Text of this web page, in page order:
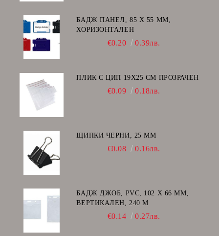
БАДЖ ПАНЕЛ, 85 Х 55 ММ,
ХОРИЗОНТАЛЕН
€0.20 0.39лв.
ПЛИК С ЦИП 19X25 CM ПРОЗРАЧЕН
€0.09 0.18лв.
ЩИПКИ ЧЕРНИ, 25 ММ
€0.08 0.16лв.
БАДЖ ДЖОБ, PVC, 102 Х 66 ММ,
ВЕРТИКАЛЕН, 240 Μ
€0.14 0.27лв.